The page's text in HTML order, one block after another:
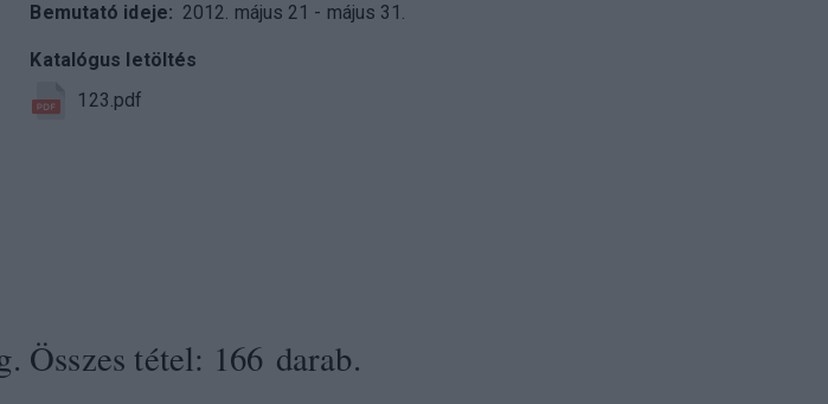
Bemutató ideje 2012. május 21 - május 31.
Katalógus letöltés
123.pdf
Összes tétel: 166 darab.